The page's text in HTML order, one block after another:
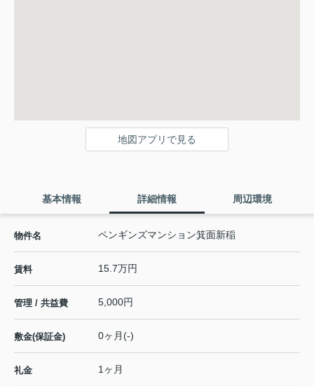
地図アプリで見る
基本情報 詳細情報 周辺環境
物件名 ペンギンズマンション箕面新稲
賃料 15.7万円
管理 / 共益費 5,000円
敷金(保証金) 0ヶ月(-)
礼金 1ヶ月